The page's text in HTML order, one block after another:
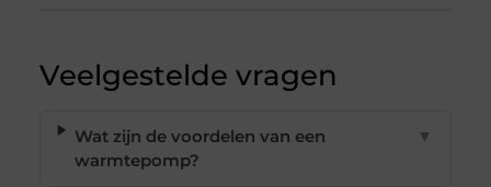
Veelgestelde vragen
Wat zijn de voordelen van een
warmtepomp?
▼